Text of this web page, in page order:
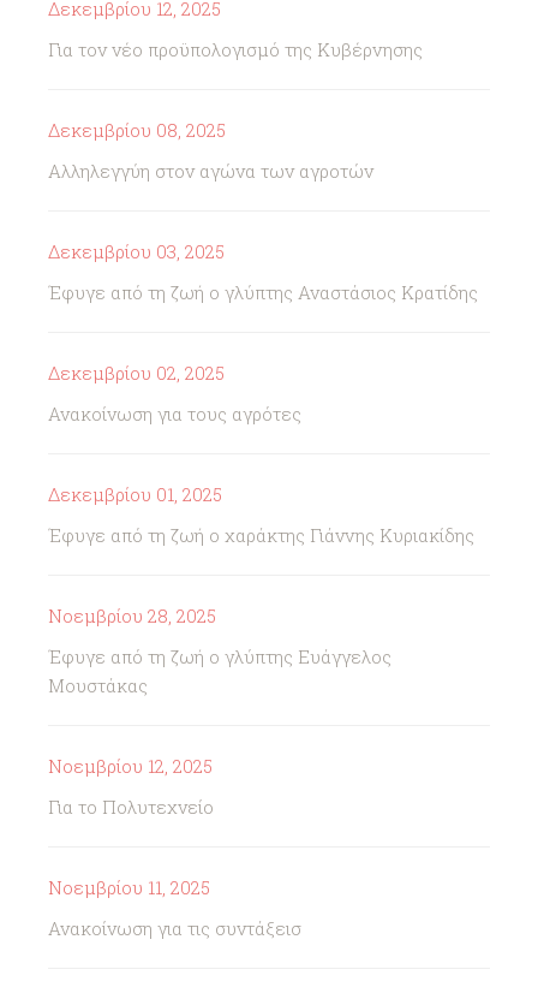
Δεκεμβρίου 12, 2025
Για τον νέο προϋπολογισμό της Κυβέρνησης
Δεκεμβρίου 08, 2025
Αλληλεγγύη στον αγώνα των αγροτών
Δεκεμβρίου 03, 2025
Έφυγε από τη ζωή ο γλύπτης Αναστάσιος Κρατίδης
Δεκεμβρίου 02, 2025
Ανακοίνωση για τους αγρότες
Δεκεμβρίου 01, 2025
Έφυγε από τη ζωή ο χαράκτης Γιάννης Κυριακίδης
Νοεμβρίου 28, 2025
Έφυγε από τη ζωή ο γλύπτης Ευάγγελος
Μουστάκας
Νοεμβρίου 12, 2025
Για το Πολυτεχνείο
Νοεμβρίου 11, 2025
Ανακοίνωση για τις συντάξεισ